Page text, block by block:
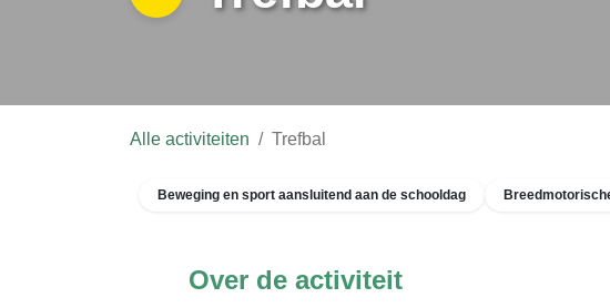
Alle activiteiten Trefbal
Beweging en sport aansluitend aan de schooldag
Over de activiteit